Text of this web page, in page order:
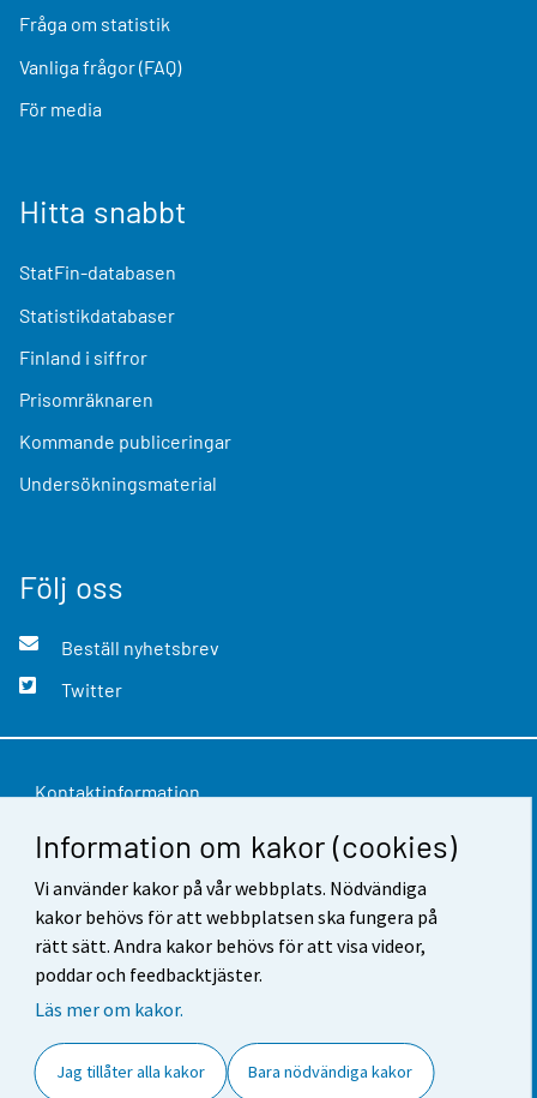
Information om kakor (cookies)
Vi använder kakor på vår webbplats. Nödvändiga
kakor behövs för att webbplatsen ska fungera på
rätt sätt. Andra kakor behövs för att visa videor,
poddar och feedbacktjäster.
Läs mer om kakor.
Jag tillåter alla kakor Bara nödvändiga kakor
Fråga om statistik
Vanliga frågor (FAQ)
För media
Hitta snabbt
StatFin-databasen
Statistikdatabaser
Finland i siffror
Prisomräknaren
Kommande publiceringar
Undersökningsmaterial
Följ oss
Beställ nyhetsbrev
Twitter
Kontaktinformation
Respons
Användarvillkor
Dataskydd
Tillgänglighet
Cookie-inställningar